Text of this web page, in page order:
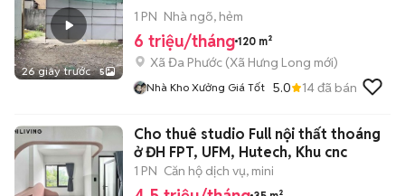
26 giây trước 5
1 PN Nhà ngõ, hẻm
6 triệu/tháng 120 m²
Xã Đa Phước (Xã Hưng Long mới)
Nhà Kho Xưởng Giá Tốt 5.0 14đã bán
Cho thuê studio Full nội thất thoáng
ở ĐH FPT, UFM, Hutech, Khu cnc
1 PN Căn hộ dịch vụ, mini